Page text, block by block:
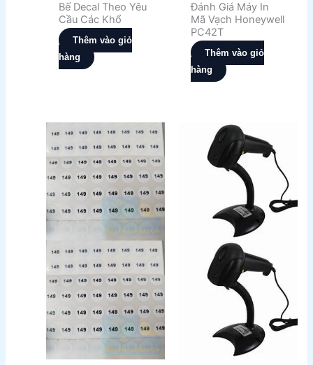
Bế Decal Theo Yêu
Cầu Các Khổ
Thêm vào giỏ
hàng
Đánh Giá Máy In
Mã Vạch Honeywell
PC42T
Thêm vào giỏ
hàng